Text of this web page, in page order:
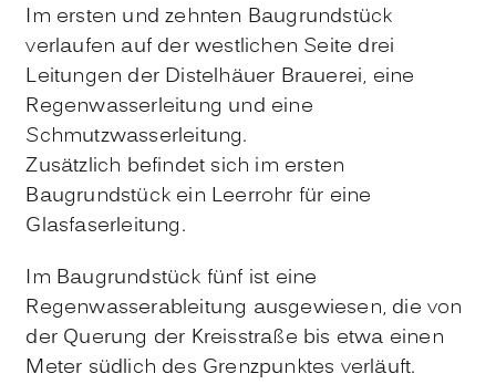
Im ersten und zehnten Baugrundstück
verlaufen auf der westlichen Seite drei
Leitungen der Distelhäuer Brauerei, eine
Regenwasserleitung und eine
Schmutzwasserleitung.
Zusätzlich befindet sich im ersten
Baugrundstück ein Leerrohr für eine
Glasfaserleitung.
Im Baugrundstück fünf ist eine
Regenwasserableitung ausgewiesen, die von
der Querung der Kreisstraße bis etwa einen
Meter südlich des Grenzpunktes verläuft.